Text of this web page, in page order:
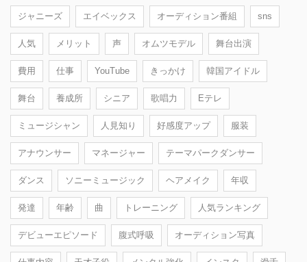
ジャニーズ エイベックス オーディション番組 sns
人気 メリット 声 オムツモデル 舞台出演
費用 仕事 YouTube きっかけ 韓国アイドル
舞台 養成所 シニア 歌唱力 Eテレ
ミュージシャン 人見知り 好感度アップ 服装
アナウンサー マネージャー テーマパークダンサー
ダンス ソニーミュージック ヘアメイク 年収
発達 年齢 曲 トレーニング 人気ランキング
デビューエピソード 腹式呼吸 オーディション写真